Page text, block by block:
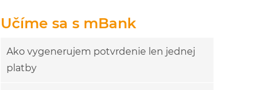
Učíme sa s mBank
Ako vygenerujem potvrdenie len jednej
platby